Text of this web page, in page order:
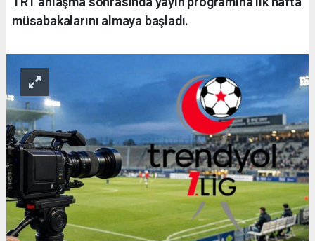
müsabakalarını almaya başladı.